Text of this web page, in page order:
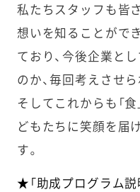
私たちスタッフも皆
想いを知ることがで
ており、今後企業と
のか、毎回考えさせ
そしてこれからも「
どもたちに笑顔を届
す。
★「助成プログラム説